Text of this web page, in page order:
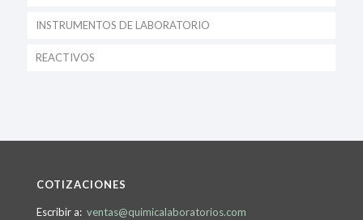
INSTRUMENTOS DE LABORATORIO
REACTIVOS
COTIZACIONES
Escribir a: ventas@quimicalaboratorios.com